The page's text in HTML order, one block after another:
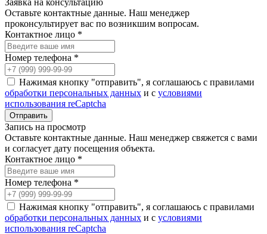
Оставьте контактные данные. Наш менеджер
проконсультирует вас по возникшим вопросам.
Контактное лицо *
Номер телефона *
Нажимая кнопку "отправить", я соглашаюсь с правилами
обработки персональных данных и с условиями
использования reCaptcha
Запись на просмотр
Оставьте контактные данные. Наш менеджер свяжется с вами
и согласует дату посещения объекта.
Контактное лицо *
Номер телефона *
Нажимая кнопку "отправить", я соглашаюсь с правилами
обработки персональных данных и с условиями
использования reCaptcha